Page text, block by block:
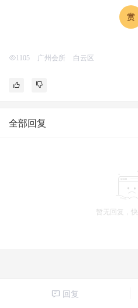
1105 广州会所 白云区
全部回复
暂无回复，
回复